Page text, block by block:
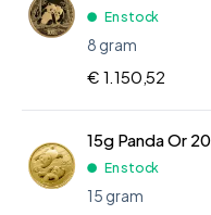
En stock
8 gram
€ 1.150,52
15g Panda Or
En stock
15 gram